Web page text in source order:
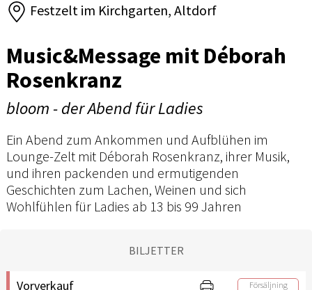
Festzelt im Kirchgarten, Altdorf
Music&Message mit Déborah
Rosenkranz
bloom - der Abend für Ladies
Ein Abend zum Ankommen und Aufblühen im
Lounge-Zelt mit Déborah Rosenkranz, ihrer Musik,
und ihren packenden und ermutigenden
Geschichten zum Lachen, Weinen und sich
Wohlfühlen für Ladies ab 13 bis 99 Jahren
BILJETTER
Vorverkauf
Försäljning